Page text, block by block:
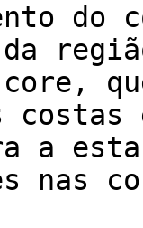
do
core,
a
nas